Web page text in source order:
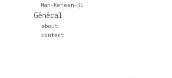
Man-Keneen-Ki
Général
about
contact